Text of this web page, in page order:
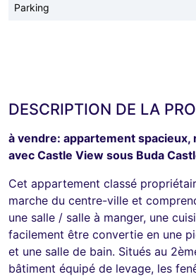
Parking
DESCRIPTION DE LA
à vendre: appartement
avec Castle View sous Buda
Cet appartement classé
marche du centre-ville et
une salle / salle à manger, une
facilement être convertie en une
et une salle de bain. Situés au
bâtiment équipé de levage, les